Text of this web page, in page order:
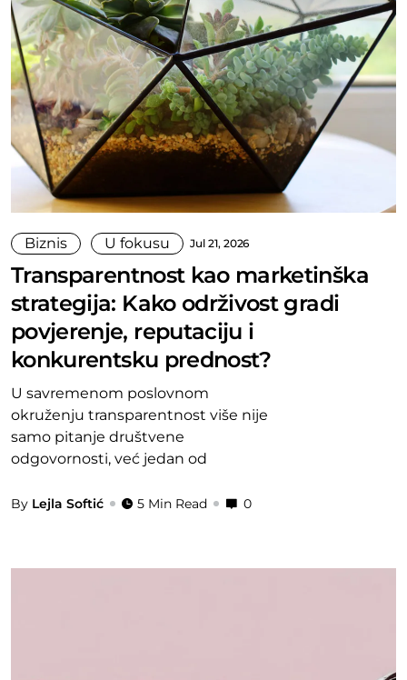
Biznis U fokusu Jul 21, 2026
Transparentnost kao marketinška
strategija: Kako održivost gradi
povjerenje, reputaciju i
konkurentsku prednost?
U savremenom poslovnom
okruženju transparentnost više nije
samo pitanje društvene
odgovornosti, već jedan od
By Lejla Softić 5 Min Read 0